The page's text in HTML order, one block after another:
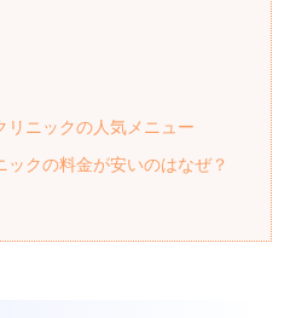
リニックの人気メニュー
クの料金が安いのはなぜ？